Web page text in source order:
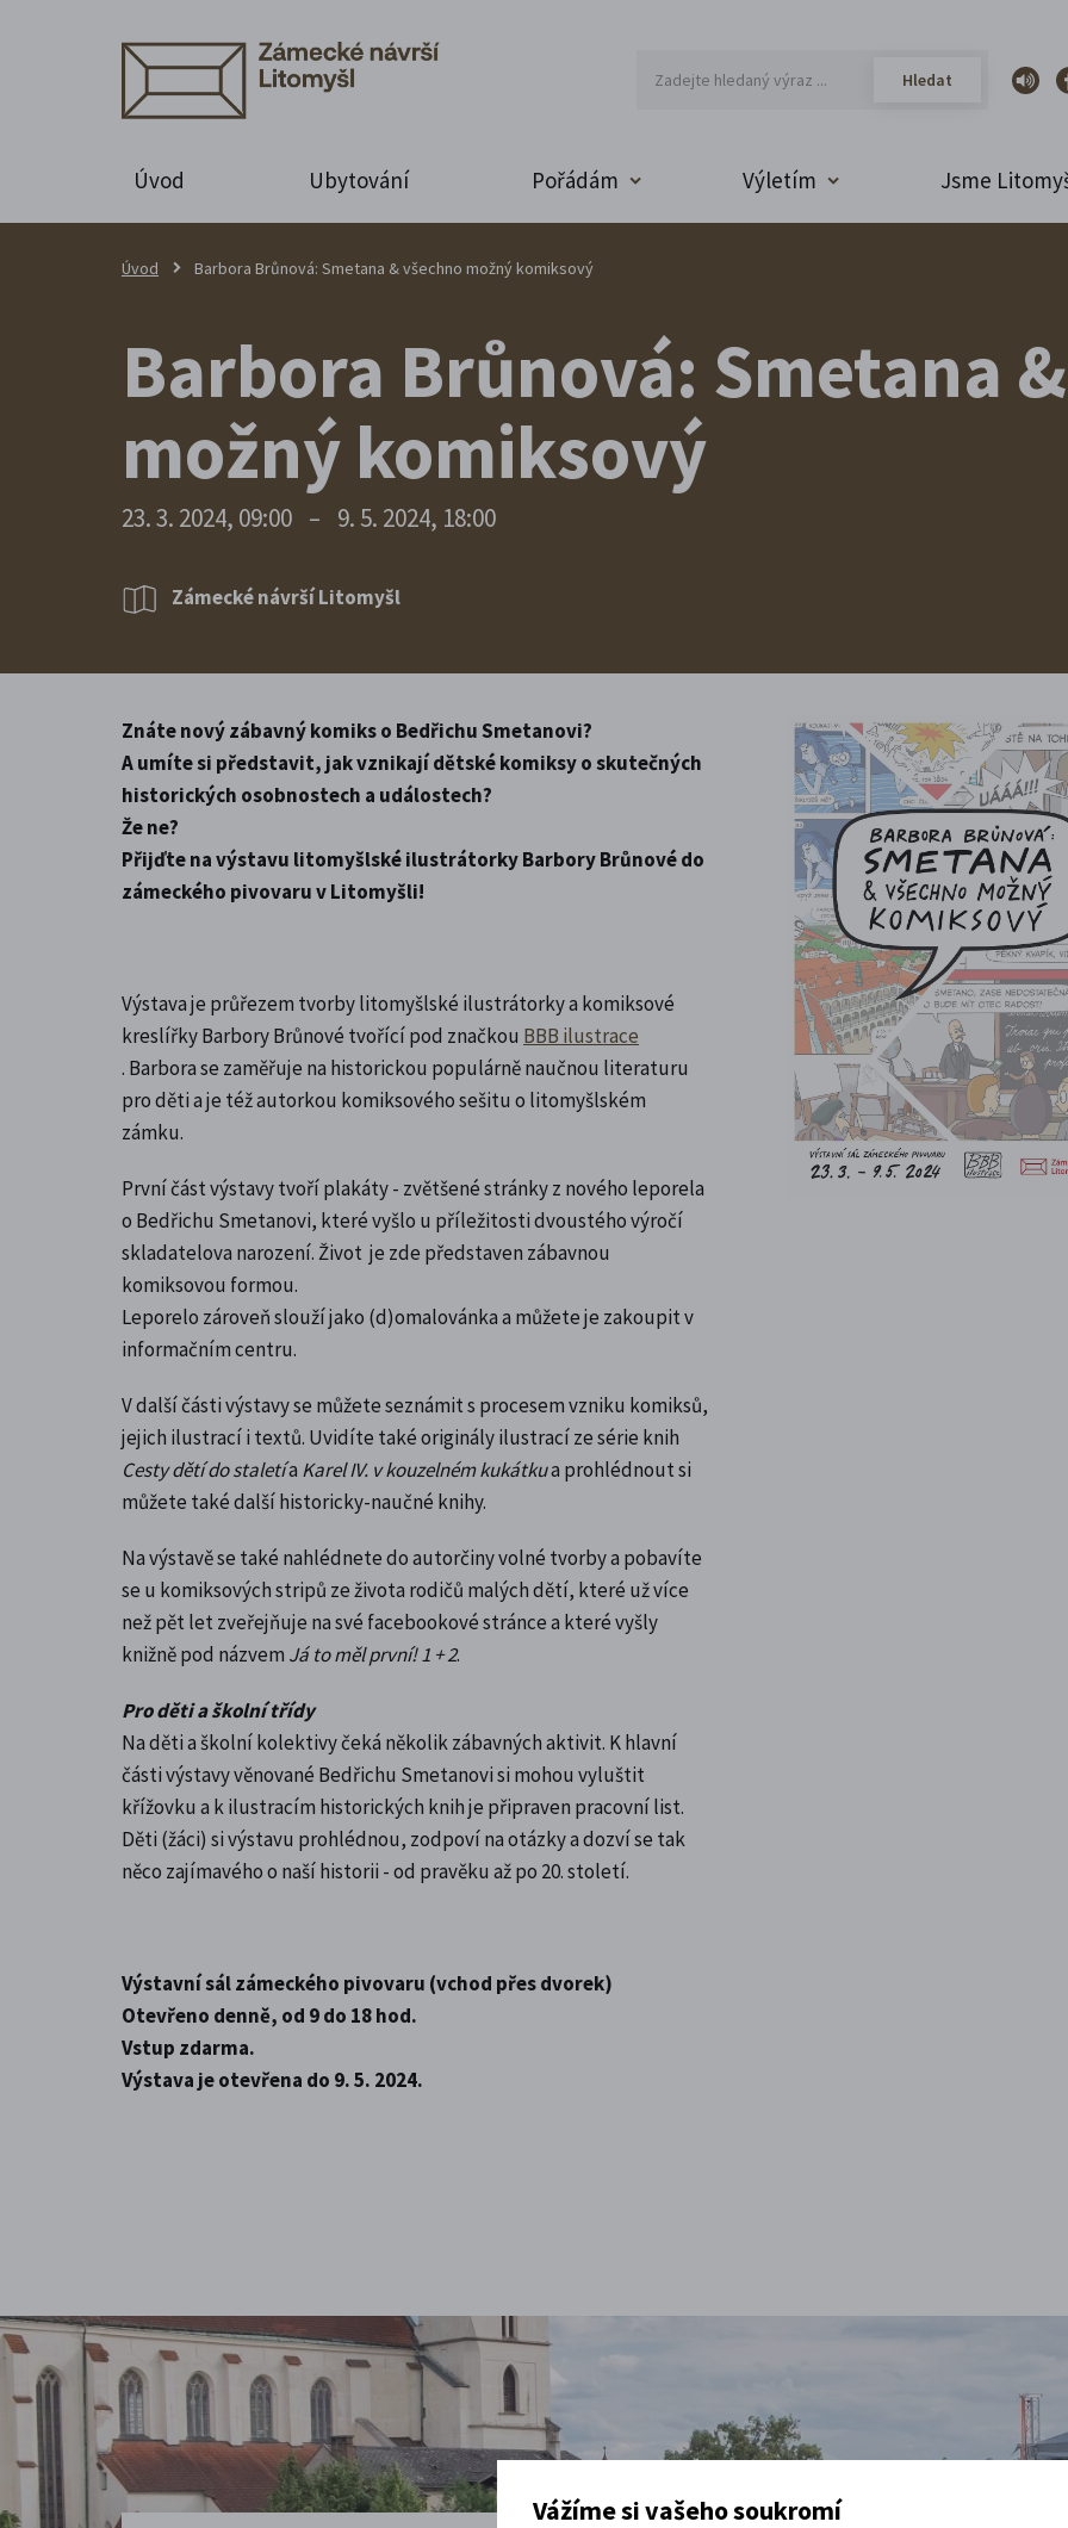
Úvod Ubytování Pořádám Výletím Jsme
Úvod Barbora Brůnová: Smetana & všechno možný komiksový
Barbora Brůnová: Smetana
možný komiksový
23. 3. 2024, 09:00 – 9. 5. 2024, 18:00
Zámecké návrší Litomyšl
Znáte nový zábavný komiks o Bedřichu Smetanovi?
A umíte si představit, jak vznikají dětské komiksy o skutečných
historických osobnostech a událostech?
Že ne?
Přijďte na výstavu litomyšlské ilustrátorky Barbory Brůnové do
zámeckého pivovaru v Litomyšli!
Výstava je průřezem tvorby litomyšlské ilustrátorky a komiksové
kreslířky Barbory Brůnové tvořící pod značkou BBB ilustrace
. Barbora se zaměřuje na historickou populárně naučnou literaturu
pro děti a je též autorkou komiksového sešitu o litomyšlském
zámku.
První část výstavy tvoří plakáty - zvětšené stránky z nového leporela
o Bedřichu Smetanovi, které vyšlo u příležitosti dvoustého výročí
skladatelova narození. Život je zde představen zábavnou
komiksovou formou.
Leporelo zároveň slouží jako (d)omalovánka a můžete je zakoupit v
informačním centru.
V další části výstavy se můžete seznámit s procesem vzniku komiksů,
jejich ilustrací i textů. Uvidíte také originály ilustrací ze série knih
Cesty dětí do staletía Karel IV. v kouzelném kukátkua prohlédnout si
můžete také další historicky-naučné knihy.
Na výstavě se také nahlédnete do autorčiny volné tvorby a pobavíte
se u komiksových stripů ze života rodičů malých dětí, které už více
než pět let zveřejňuje na své facebookové stránce a které vyšly
knižně pod názvem Já to měl první! 1 + 2.
Pro děti a školní třídy
Na děti a školní kolektivy čeká několik zábavných aktivit. K hlavní
části výstavy věnované Bedřichu Smetanovi si mohou vyluštit
křížovku a k ilustracím historických knih je připraven pracovní list.
Děti (žáci) si výstavu prohlédnou, zodpoví na otázky a dozví se tak
něco zajímavého o naší historii - od pravěku až po 20. století.
Výstavní sál zámeckého pivovaru (vchod přes dvorek)
Otevřeno denně, od 9 do 18 hod.
Vstup zdarma.
Výstava je otevřena do 9. 5. 2024.
Vážíme si vašeho soukromí